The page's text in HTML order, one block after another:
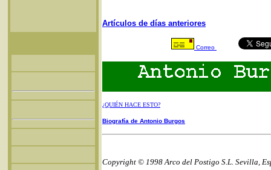
Artículos de días anteriores
Correo
¿QUIÉN HACE ESTO?
Biografía de Antonio Burgos
Copyright © 1998 Arco del Postigo S.L. Sevilla,